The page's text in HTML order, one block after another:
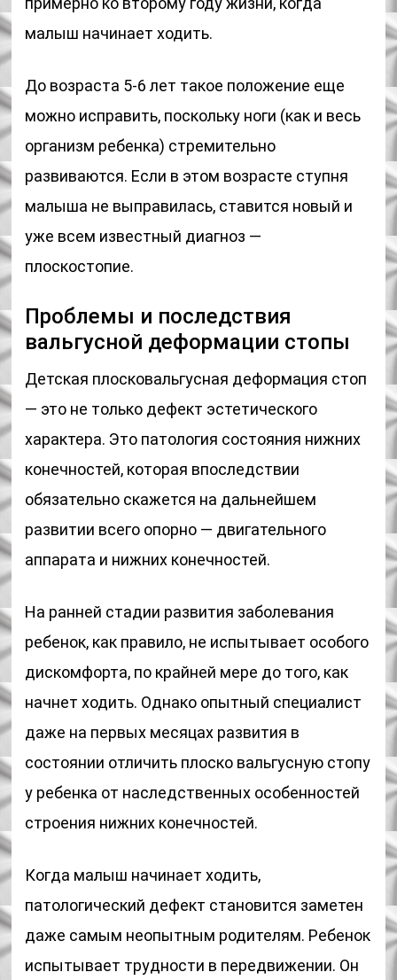
малыш начинает ходить.
До возраста 5-6 лет такое положение еще
можно исправить, поскольку ноги (как и весь
организм ребенка) стремительно
развиваются. Если в этом возрасте ступня
малыша не выправилась, ставится новый и
уже всем известный диагноз —
плоскостопие.
Проблемы и последствия
вальгусной деформации стопы
Детская плосковальгусная деформация стоп
— это не только дефект эстетического
характера. Это патология состояния нижних
конечностей, которая впоследствии
обязательно скажется на дальнейшем
развитии всего опорно — двигательного
аппарата и нижних конечностей.
На ранней стадии развития заболевания
ребенок, как правило, не испытывает особого
дискомфорта, по крайней мере до того, как
начнет ходить. Однако опытный специалист
даже на первых месяцах развития в
состоянии отличить плоско вальгусную стопу
у ребенка от наследственных особенностей
строения нижних конечностей.
Когда малыш начинает ходить,
патологический дефект становится заметен
даже самым неопытным родителям. Ребенок
испытывает трудности в передвижении. Он